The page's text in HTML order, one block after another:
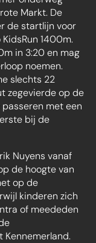
Markt. De
de startlijn voor
1400m.
in 3:20 en mag
noemen.
slechts 22
zegevierde op de
met een
bij de
Nuyens vanaf
de hoogte van
op de
kinderen zich
of meededen